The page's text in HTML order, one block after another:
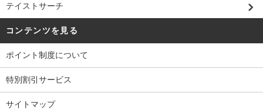
テイストサーチ
コンテンツを見る
ポイント制度について
特別割引サービス
サイトマップ